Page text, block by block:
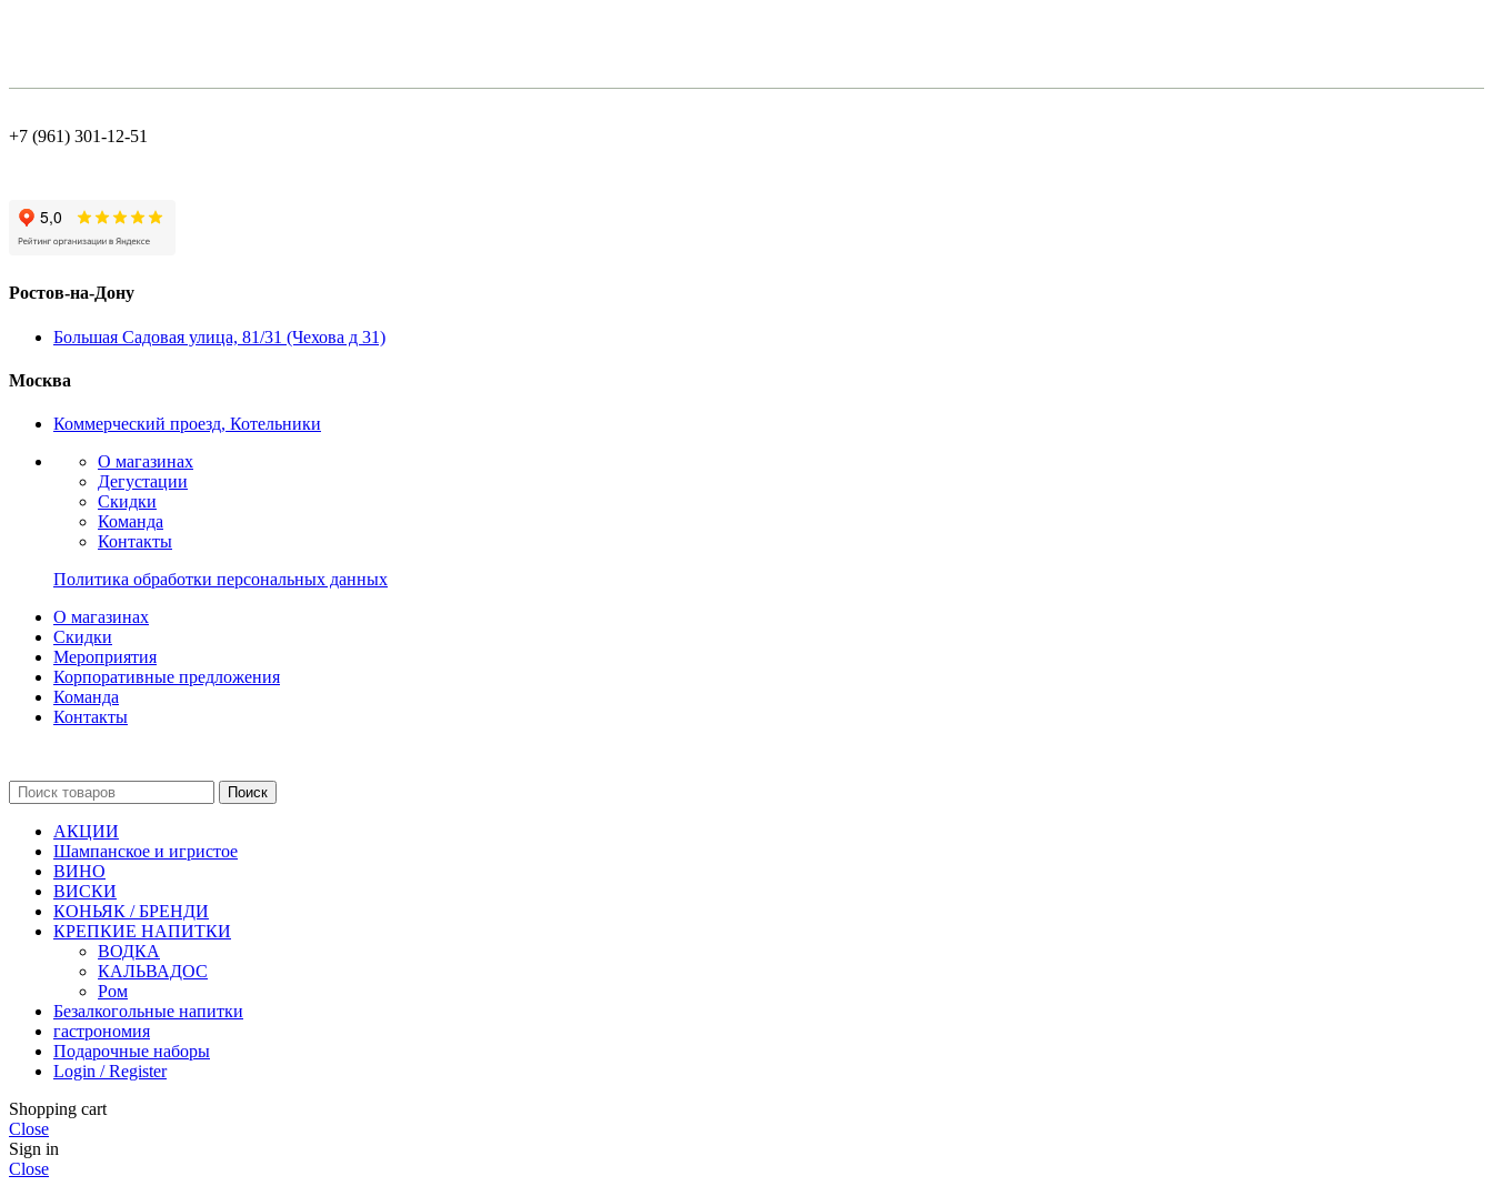
+7 (961) 301-12-51
Ростов-на-Дону
Большая Садовая улица, 81/31 (Чехова д 31)
Москва
Коммерческий проезд, Котельники
О магазинах
Дегустации
Скидки
Команда
Контакты
Политика обработки персональных данных
О магазинах
Скидки
Мероприятия
Корпоративные предложения
Команда
Контакты
Поиск
АКЦИИ
Шампанское и игристое
ВИНО
ВИСКИ
КОНЬЯК / БРЕНДИ
КРЕПКИЕ НАПИТКИ
ВОДКА
КАЛЬВАДОС
Ром
Безалкогольные напитки
гастрономия
Подарочные наборы
Login / Register
Shopping cart
Close
Sign in
Close